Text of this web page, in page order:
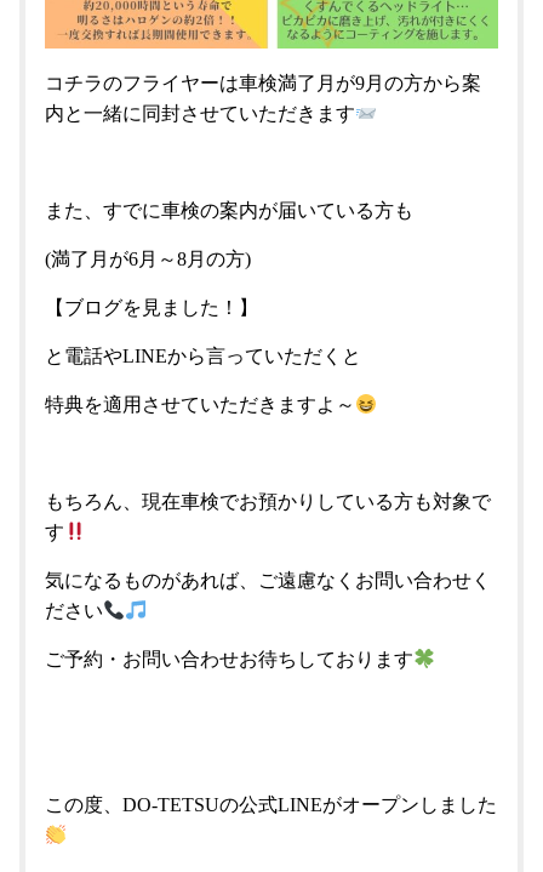
コチラのフライヤーは車検満了月が9月の方から案
内と一緒に同封させていただきます
また、すでに車検の案内が届いている方も
(満了月が6月～8月の方)
【ブログを見ました！】
と電話やLINEから言っていただくと
特典を適用させていただきますよ～
もちろん、現在車検でお預かりしている方も対象で
す
気になるものがあれば、ご遠慮なくお問い合わせく
ださい
ご予約・お問い合わせお待ちしております
この度、DO-TETSUの公式LINEがオープンしました